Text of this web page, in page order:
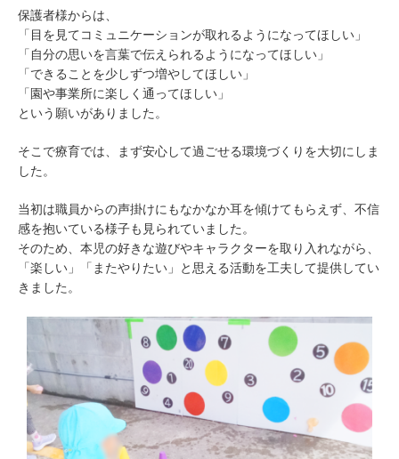
保護者様からは、
「目を見てコミュニケーションが取れるようになってほしい」
「自分の思いを言葉で伝えられるようになってほしい」
「できることを少しずつ増やしてほしい」
「園や事業所に楽しく通ってほしい」
という願いがありました。
そこで療育では、まず安心して過ごせる環境づくりを大切にしま
した。
当初は職員からの声掛けにもなかなか耳を傾けてもらえず、不信
感を抱いている様子も見られていました。
そのため、本児の好きな遊びやキャラクターを取り入れながら、
「楽しい」「またやりたい」と思える活動を工夫して提供してい
きました。